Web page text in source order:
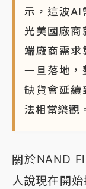
示，這波AI
光美國廠商
端廠商需求
一旦落地，
缺貨會延續
法相當樂觀。
關於NAND
人說現在開